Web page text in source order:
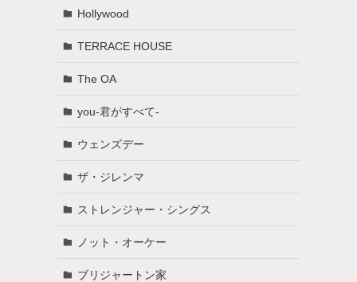
Hollywood
TERRACE HOUSE
The OA
you-君がすべて-
ウェンズデー
ザ・ジレンマ
ストレンジャー・シングス
ノット・オーケー
ブリジャートン家